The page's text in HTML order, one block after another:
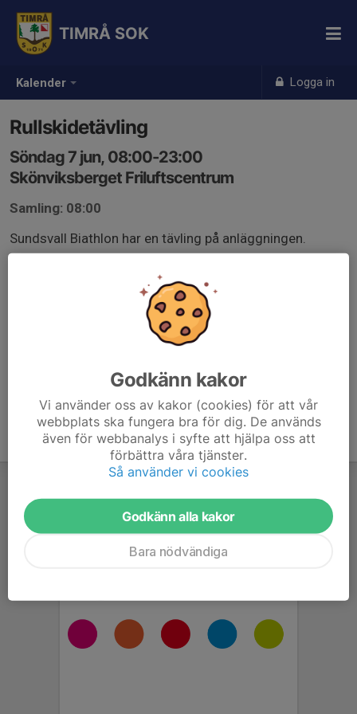
Kalender Logga in
TIMRÅ SOK
Rullskidetävling
Söndag 7 jun, 08:00-23:00
Skönviksberget Friluftscentrum
Samling: 08:00
Sundsvall Biathlon har en tävling på anläggningen.
Godkänn kakor
Vi använder oss av kakor (cookies) för att vår
webbplats ska fungera bra för dig. De används
även för webbanalys i syfte att hjälpa oss att
förbättra våra tjänster.
Så använder vi cookies
Godkänn alla kakor
Bara nödvändiga